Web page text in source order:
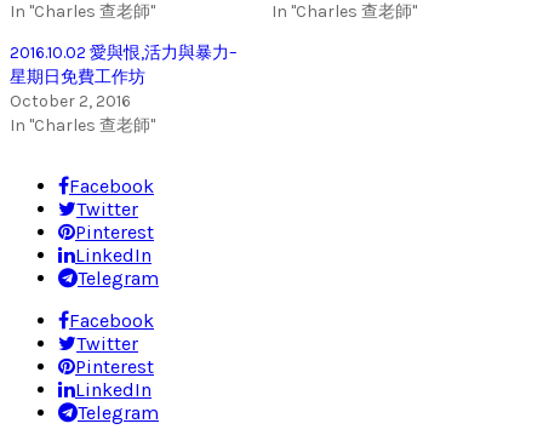
In "Charles 查老師"
In "Charles 查老師"
2016.10.02 愛與恨,活力與暴力–
星期日免費工作坊
October 2, 2016
In "Charles 查老師"
Facebook
Twitter
Pinterest
LinkedIn
Telegram
Facebook
Twitter
Pinterest
LinkedIn
Telegram